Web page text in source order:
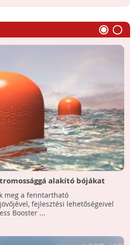
alakító bójákat
energiaügyi
meg a fenntartható
fejlesztési lehetőségeivel
Booster ...